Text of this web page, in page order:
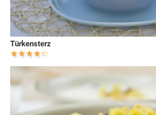
Türkensterz